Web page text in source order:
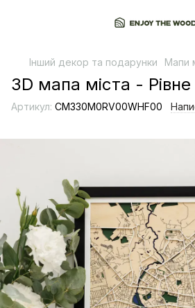
Інший декор та подарунки Мапи
3D мапа міста - Рівне
Артикул: CM330M0RV00WHF00